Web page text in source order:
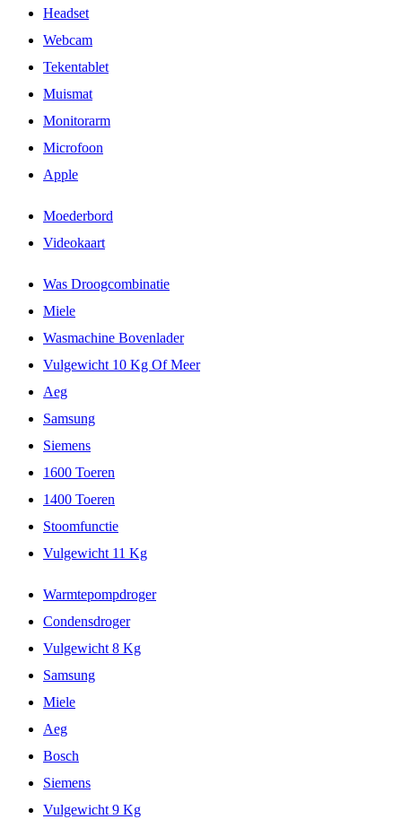
Headset
Webcam
Tekentablet
Muismat
Monitorarm
Microfoon
Apple
Moederbord
Videokaart
Was Droogcombinatie
Miele
Wasmachine Bovenlader
Vulgewicht 10 Kg Of Meer
Aeg
Samsung
Siemens
1600 Toeren
1400 Toeren
Stoomfunctie
Vulgewicht 11 Kg
Warmtepompdroger
Condensdroger
Vulgewicht 8 Kg
Samsung
Miele
Aeg
Bosch
Siemens
Vulgewicht 9 Kg